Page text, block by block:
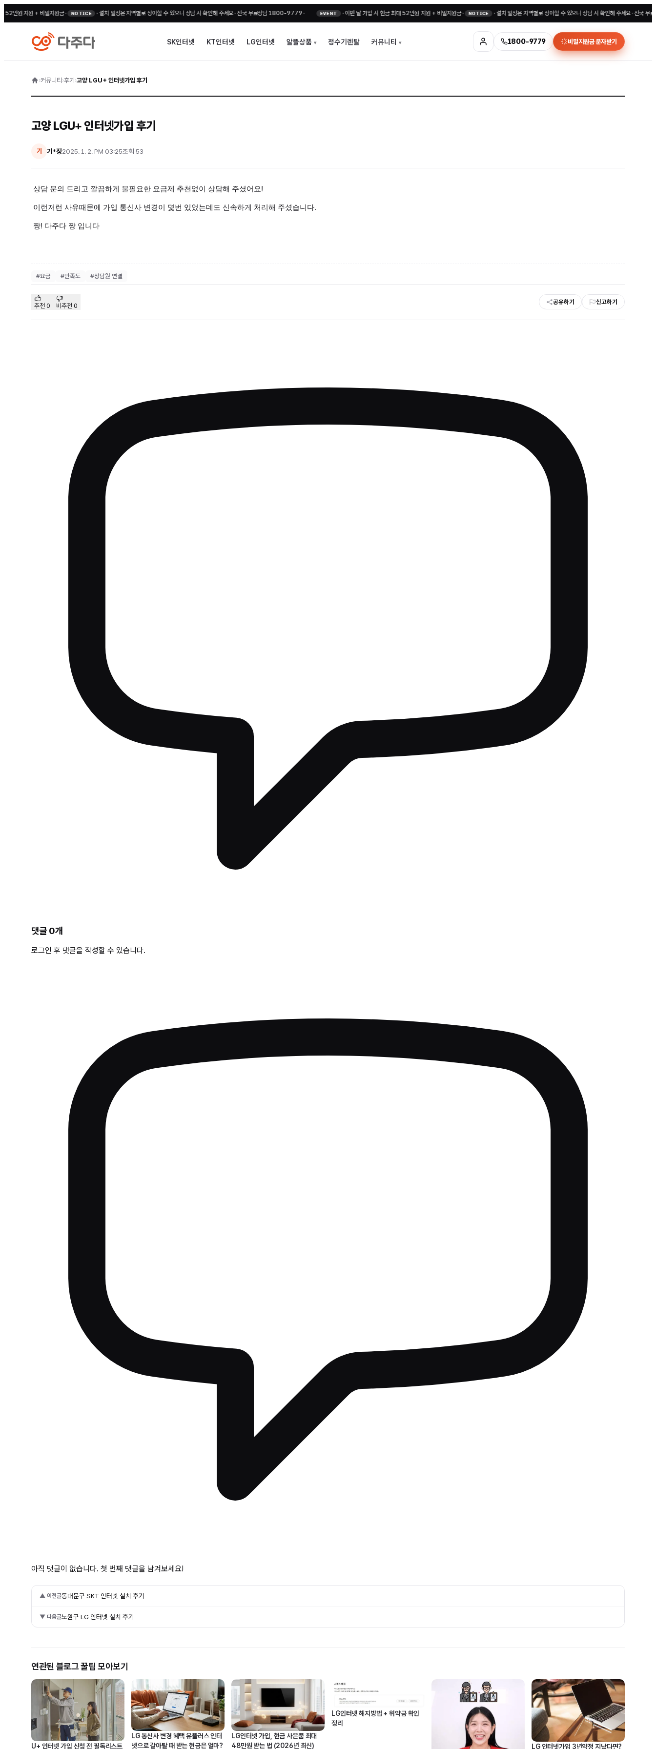
지원 + 비밀지원금• NOTICE ·설치 일정은 지역별로 상이할 수 있으니 상담 시 확인해 주세요 •전국 무료상담 1800-9779• EVENT ·이번 달 가입 시 현금 최대 52만원 지원 + 비밀지원금• NOTICE ·설치 일정은 지역별로 상이할 수 있으니 상담 시 확인해 주세요 •전국 무료상
SK인터넷 KT인터넷 LG인터넷 알뜰상품 정수기렌탈 커뮤니티 1800-9779 비밀지원금 문자받기
›커뮤니티 ›후기 ›고양 LGU+ 인터넷가입 후기
고양 LGU+ 인터넷가입 후기
기 기*징2025. 1. 2. PM 03:25조회 53
상담 문의 드리고 깔끔하게 불필요한 요금제 추천없이 상담해 주셨어요!
이런저런 사유때문에 가입 통신사 변경이 몇번 있었는데도 신속하게 처리해 주셨습니다.
짱! 다주다 짱 입니다
#요금 #만족도 #상담원 연결
추천 0 비추천 0 공유하기 신고하기
댓글 0개
로그인 후 댓글을 작성할 수 있습니다.
아직 댓글이 없습니다. 첫 번째 댓글을 남겨보세요!
▲ 이전글동대문구 SKT 인터넷 설치 후기
▼ 다음글노원구 LG 인터넷 설치 후기
연관된 블로그 꿀팁 모아보기
U+ 인터넷 가입 신청 전 필독리스트
LG 통신사 변경 혜택 유플러스 인터
넷으로 갈아탈 때 받는 현금은 얼마?
LG인터넷 가입, 현금 사은품 최대
48만원 받는 법 (2026년 최신)
LG인터넷 해지방법 + 위약금 확인
정리
LG 인터넷가입 3년약정 지났다면?